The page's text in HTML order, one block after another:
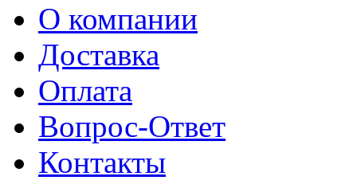
О компании
Доставка
Оплата
Вопрос-Ответ
Контакты